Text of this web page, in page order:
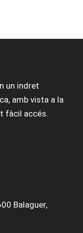
un indret
amb vista a la
fàcil accés.
Balaguer,